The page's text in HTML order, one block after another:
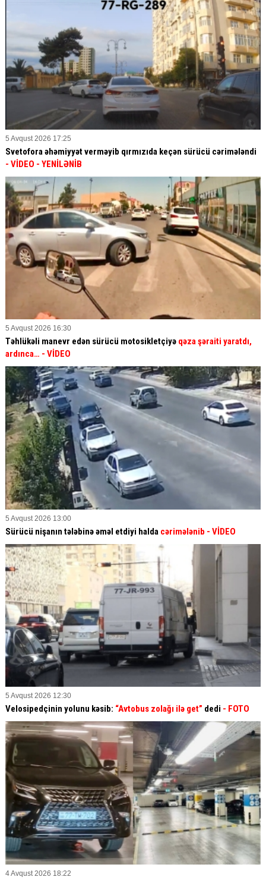
5 Avqust 2026 17:25
Svetofora əhəmiyyət verməyib qırmızıda keçən sürücü cərimələndi
- VİDEO - YENİLƏNİB
5 Avqust 2026 16:30
Təhlükəli manevr edən sürücü motosikletçiyə qəza şəraiti yaratdı,
ardınca… - VİDEO
5 Avqust 2026 13:00
Sürücü nişanın tələbinə əməl etdiyi halda cərimələnib - VİDEO
5 Avqust 2026 12:30
Velosipedçinin yolunu kəsib: “Avtobus zolağı ilə get” dedi - FOTO
4 Avqust 2026 18:22